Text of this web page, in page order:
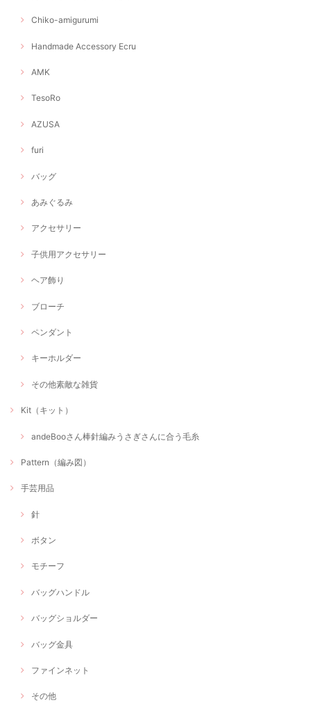
Chiko-amigurumi
Handmade Accessory Ecru
AMK
TesoRo
AZUSA
furi
バッグ
あみぐるみ
アクセサリー
子供用アクセサリー
ヘア飾り
ブローチ
ペンダント
キーホルダー
その他素敵な雑貨
Kit（キット）
andeBooさん棒針編みうさぎさんに合う毛糸
Pattern（編み図）
手芸用品
針
ボタン
モチーフ
バッグハンドル
バッグショルダー
バッグ金具
ファインネット
その他